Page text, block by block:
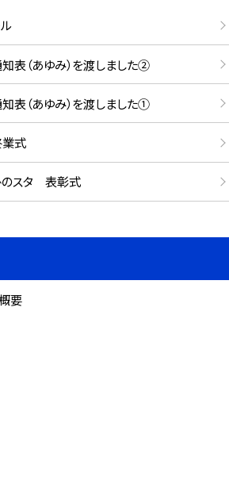
（あゆみ）を渡しました②
（あゆみ）を渡しました①
式
スタ 表彰式
要